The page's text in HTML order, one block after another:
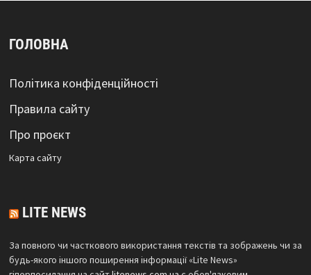
ГОЛОВНА
Політика конфіденційності
Правила сайту
Про проєкт
Карта сайтy
LITE NEWS
За повного чи часткового використання текстів та зображень чи за
будь-якого іншого поширення інформації «Lite News»